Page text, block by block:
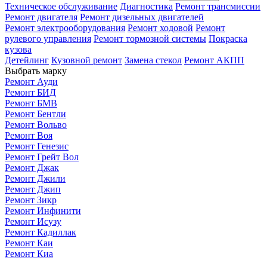
Техническое обслуживание Диагностика Ремонт трансмиссии
Ремонт двигателя Ремонт дизельных двигателей
Ремонт электрооборудования Ремонт ходовой Ремонт
рулевого управления Ремонт тормозной системы Покраска
кузова
Детейлинг Кузовной ремонт Замена стекол Ремонт АКПП
Выбрать марку
Ремонт Ауди
Ремонт БИД
Ремонт БМВ
Ремонт Бентли
Ремонт Вольво
Ремонт Воя
Ремонт Генезис
Ремонт Грейт Вол
Ремонт Джак
Ремонт Джили
Ремонт Джип
Ремонт Зикр
Ремонт Инфинити
Ремонт Исузу
Ремонт Кадиллак
Ремонт Каи
Ремонт Киа